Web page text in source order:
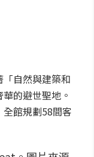
自然與建築和
的避世聖地。
館規劃58間客